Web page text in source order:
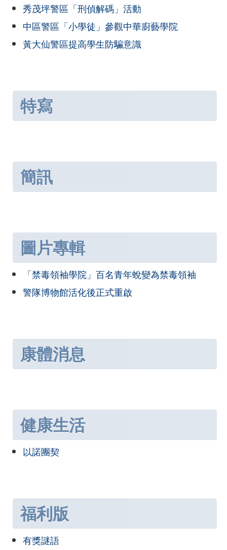
秀茂坪警區「刑偵解碼」活動
中區警區「小學徒」參觀中華廚藝學院
黃大仙警區提高學生防騙意識
特寫
簡訊
圖片專輯
「禁毒領袖學院」百名青年蛻變為禁毒領袖
警隊博物館活化後正式重啟
康體消息
健康生活
以諾團契
福利版
有獎謎語